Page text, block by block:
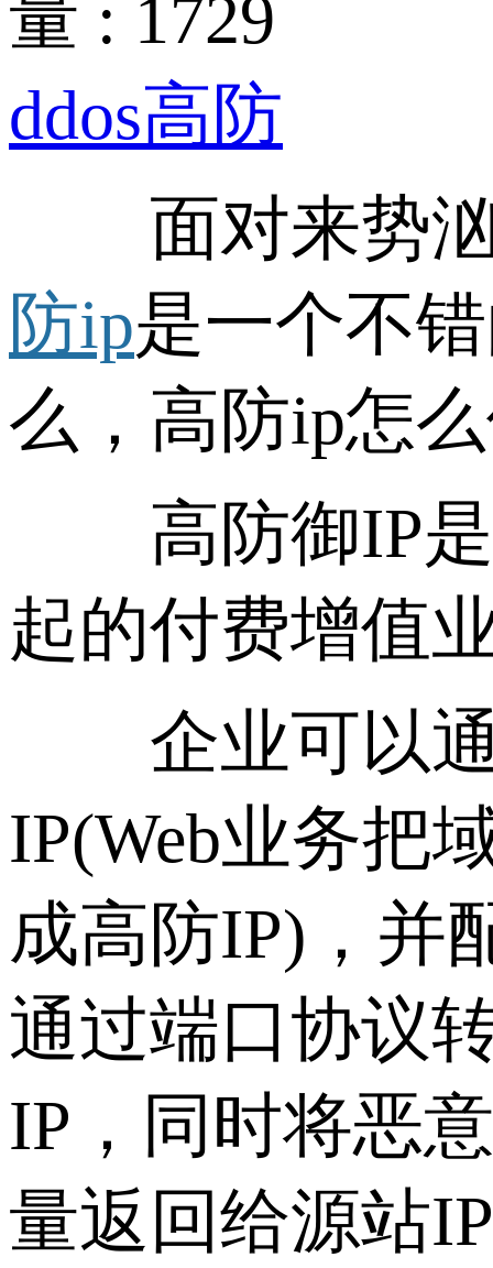
量 : 1729
ddos高防
面对来势汹
防ip是一个不
么，高防ip怎
高防御IP是
起的付费增值
企业可以通
IP(Web业务把
成高防IP)，并
通过端口协议
IP，同时将恶
量返回给源站